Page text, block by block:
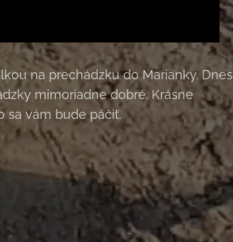
na prechádzku do Marianky. Dnes
mimoriadne dobré. Krásne
sa vám bude páčiť.